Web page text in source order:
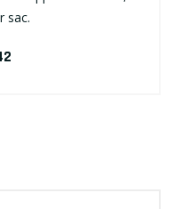
sac.